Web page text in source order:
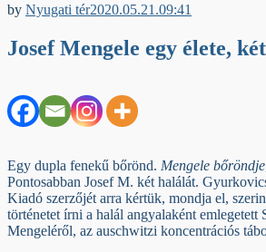
by Nyugati tér2020.05.21.09:41
Josef Mengele egy élete,
Egy dupla fenekű bőrönd. Mengele bőröndje
Pontosabban Josef M. két halálát.
Kiadó szerzőjét arra kértük, mondja el,
történetet írni a halál angyalaként emlegetett
Mengeléről, az auschwitzi koncentrációs